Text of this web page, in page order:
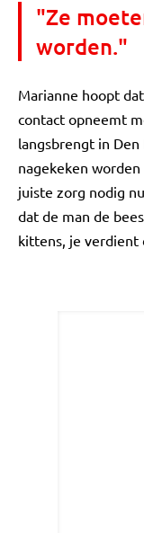
"Ze
worden."
Marianne hoopt
contact opneemt
langsbrengt in
nagekeken
juiste zorg nodig
dat de man de
kittens, je verdient